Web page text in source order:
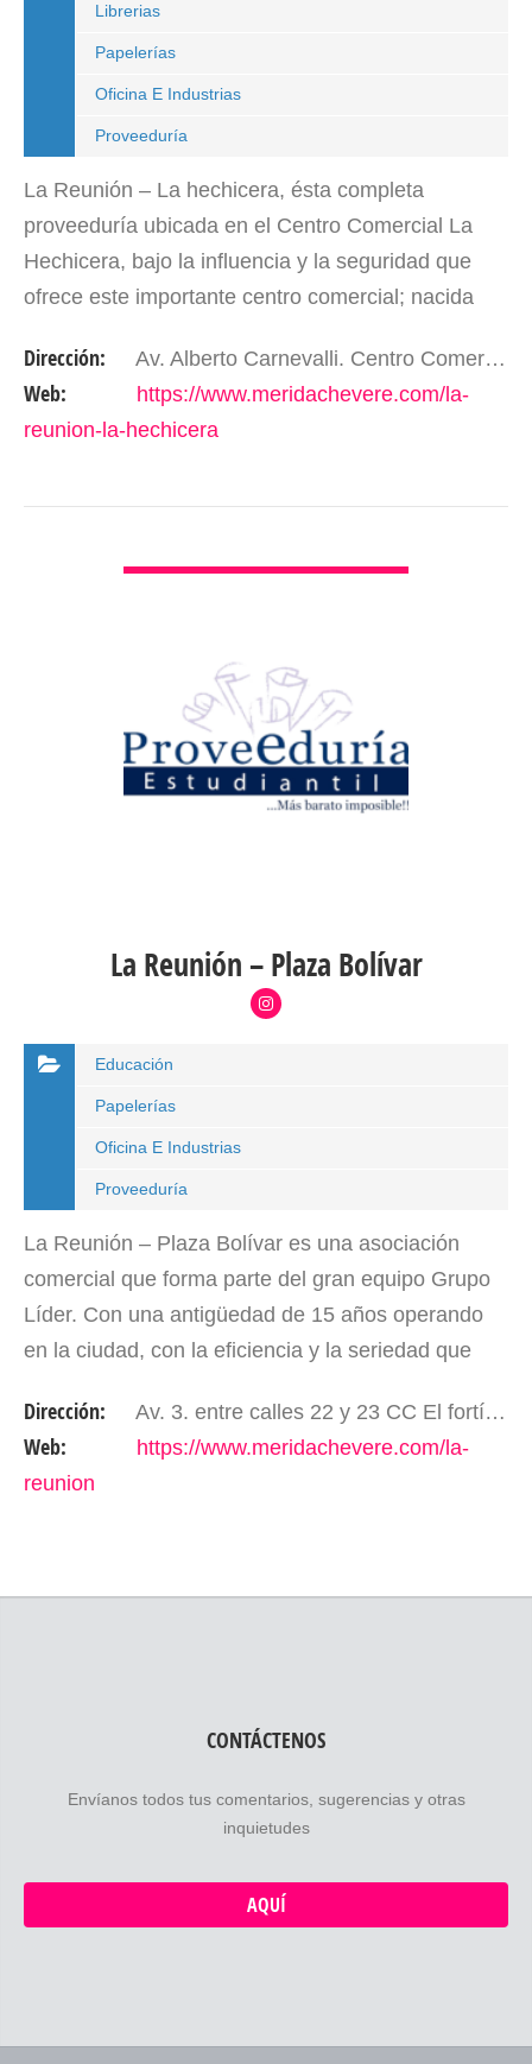
Librerias
Papelerías
Oficina E Industrias
Proveeduría
La Reunión – La hechicera, ésta completa
proveeduría ubicada en el Centro Comercial La
Hechicera, bajo la influencia y la seguridad que
ofrece este importante centro comercial; nacida
venido…
Dirección: Av. Alberto Carnevalli. Centro Comercial La Hechicera, PB, Locales 1.2 y 3. Mérida- Edo. Mérida. Venezuela.
Web:
https://www.meridachevere.com/la-
reunion-la-hechicera
La Reunión – Plaza Bolívar
Educación
Papelerías
Oficina E Industrias
Proveeduría
La Reunión – Plaza Bolívar es una asociación
comercial que forma parte del gran equipo Grupo
Líder. Con una antigüedad de 15 años operando
en la ciudad, con la eficiencia y la seriedad que
Dirección: Av. 3. entre calles 22 y 23 CC El fortín 2do piso. Mérida- Edo. Mérida. Venezuela.
Web:
https://www.meridachevere.com/la-
reunion
CONTÁCTENOS
Envíanos todos tus comentarios, sugerencias y otras
inquietudes
AQUÍ